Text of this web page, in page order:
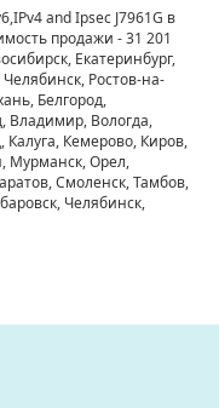
and Ipsec J7961G в
продажи - 31 201
Екатеринбург,
Ростов-на-
Белгород,
Владимир, Вологда,
Кемерово, Киров,
Мурманск, Орел,
Смоленск, Тамбов,
Челябинск,